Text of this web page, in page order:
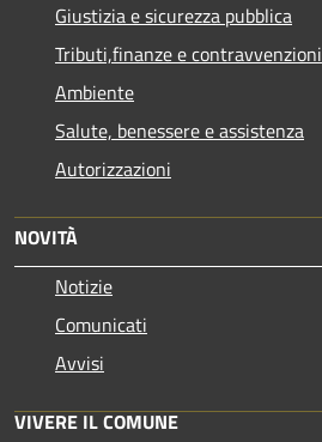
Giustizia e sicurezza pubblica
Tributi,finanze e contravvenzioni
Ambiente
Salute, benessere e assistenza
Autorizzazioni
NOVITÀ
Notizie
Comunicati
Avvisi
VIVERE IL COMUNE